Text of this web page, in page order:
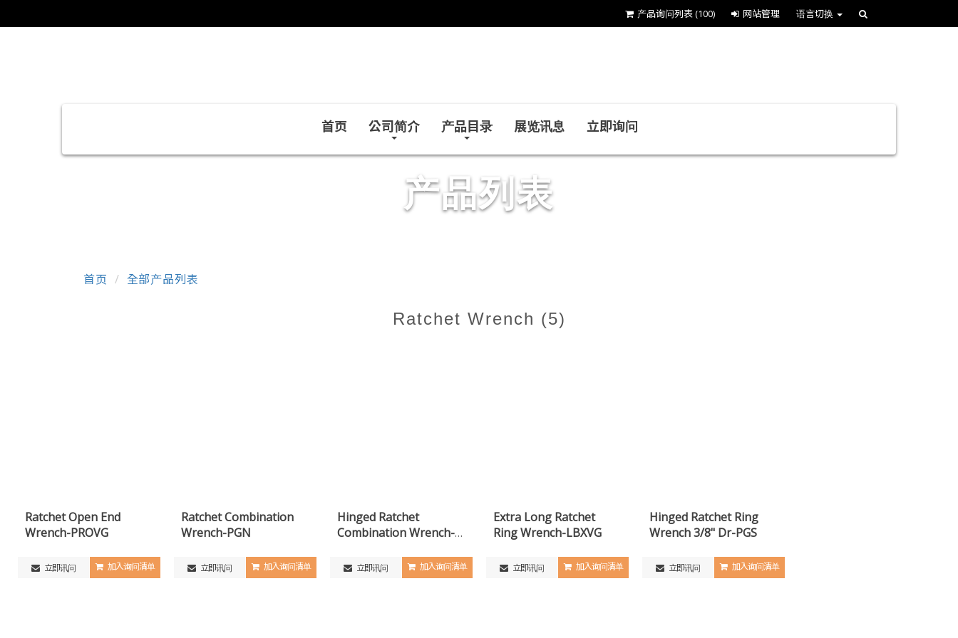
产品询问列表(100) 网站管理 语言切换
首页 公司简介 产品目录 展览讯息 立即询问
产品列表
首页 全部产品列表
Ratchet Wrench (5)
Ratchet Open End
Wrench-PROVG
立即讯问 加入询问清单
Ratchet Combination
Wrench-PGN
立即讯问 加入询问清单
Hinged Ratchet
Combination Wrench-
立即讯问 加入询问清单
Extra Long Ratchet
Ring Wrench-LBXVG
立即讯问 加入询问清单
Hinged Ratchet Ring
Wrench 3/8" Dr-PGS
立即讯问 加入询问清单